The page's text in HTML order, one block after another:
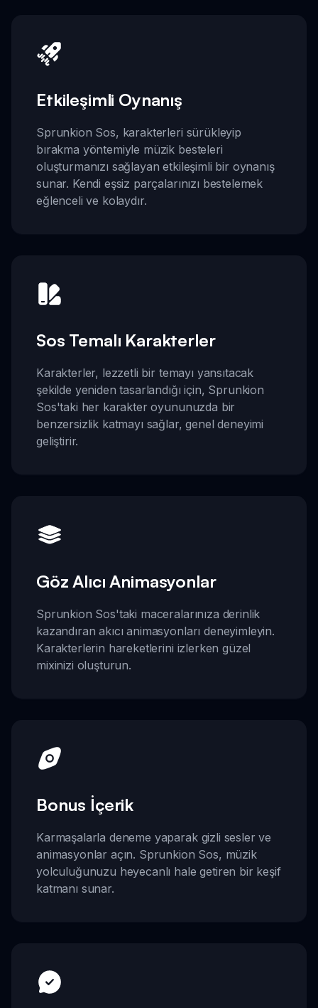
Etkileşimli Oynanış
Sprunkion Sos, karakterleri sürükleyip
bırakma yöntemiyle müzik besteleri
oluşturmanızı sağlayan etkileşimli bir oynanış
sunar. Kendi eşsiz parçalarınızı bestelemek
eğlenceli ve kolaydır.
Sos Temalı Karakterler
Karakterler, lezzetli bir temayı yansıtacak
şekilde yeniden tasarlandığı için, Sprunkion
Sos'taki her karakter oyununuzda bir
benzersizlik katmayı sağlar, genel deneyimi
geliştirir.
Göz Alıcı Animasyonlar
Sprunkion Sos'taki maceralarınıza derinlik
kazandıran akıcı animasyonları deneyimleyin.
Karakterlerin hareketlerini izlerken güzel
mixinizi oluşturun.
Bonus İçerik
Karmaşalarla deneme yaparak gizli sesler ve
animasyonlar açın. Sprunkion Sos, müzik
yolculuğunuzu heyecanlı hale getiren bir keşif
katmanı sunar.